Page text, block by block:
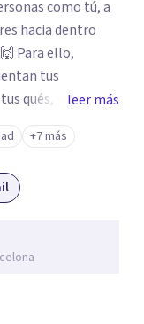
Para ello,
leer más
+7 más